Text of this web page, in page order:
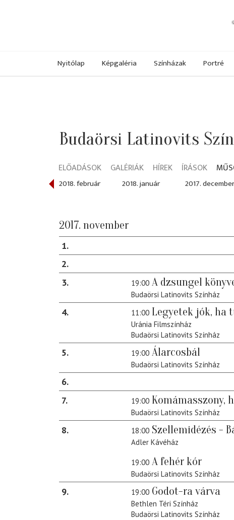
Nyitólap Képgaléria Színházak Portré
Budaörsi Latinovits
ELŐADÁSOK GALÉRIÁK HÍREK ÍRÁSOK
2018. február 2018. január 2017. december
2017. november
1
2
3
19:00 A dzsungel
Budaörsi Latinovits Színház
4 11:00 Legyetek jók, ha
Uránia Filmszínház
Budaörsi Latinovits Színház
5 19:00 Álarcosbál
Budaörsi Latinovits Színház
6
7
19:00 Komámasszony,
Budaörsi Latinovits Színház
8 18:00 Szellemidézés -
Adler Kávéház
19:00 A fehér kór
Budaörsi Latinovits Színház
9 19:00 Godot-ra várva
Bethlen Téri Színház
Budaörsi Latinovits Színház